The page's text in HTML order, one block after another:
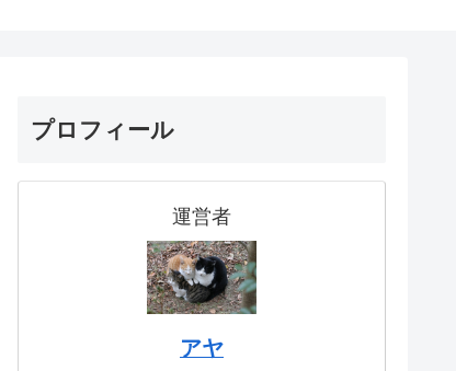
プロフィール
運営者
アヤ